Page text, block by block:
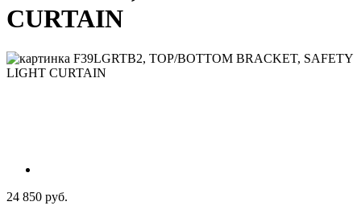
CURTAIN
24 850 руб.